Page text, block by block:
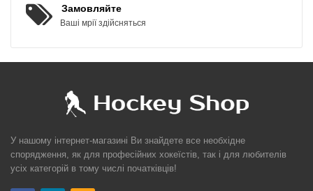
Замовляйте
Ваші мрії здійсняться
У нашому інтернет-магазині Ви знайдете все необхідне
спорядження, як для професійних хокеїстів, так і для любителів
усіх категорій в тому числі початківців!